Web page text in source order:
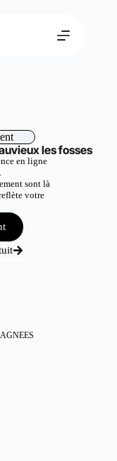
les fosses
en ligne
sont là
votre